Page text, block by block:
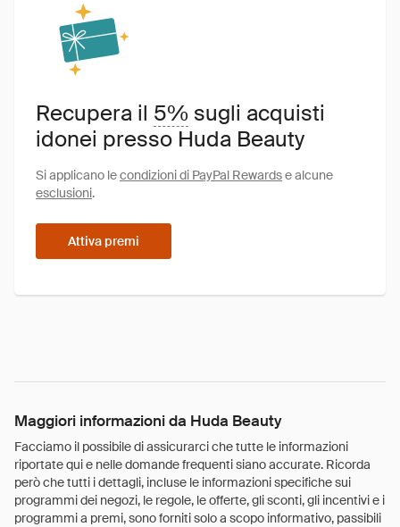
Recupera il 5% sugli acquisti
idonei presso Huda Beauty
Si applicano lecondizioni di PayPal Rewardse alcune
esclusioni.
Attiva premi
Maggiori informazioni da Huda Beauty
Facciamo il possibile di assicurarci che tutte le informazioni
riportate qui e nelle domande frequenti siano accurate. Ricorda
però che tutti i dettagli, incluse le informazioni specifiche sui
programmi dei negozi, le regole, le offerte, gli sconti, gli incentivi e i
programmi a premi, sono forniti solo a scopo informativo, passibili